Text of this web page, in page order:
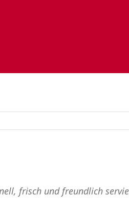
frisch und freundlich